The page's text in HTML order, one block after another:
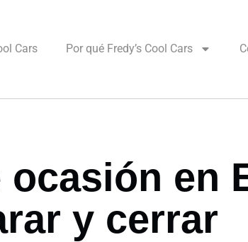
Cars Por qué Fredy’s Cool Cars
ocasión en
y cerrar